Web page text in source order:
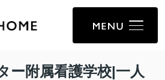
ー附属看護学校|一人